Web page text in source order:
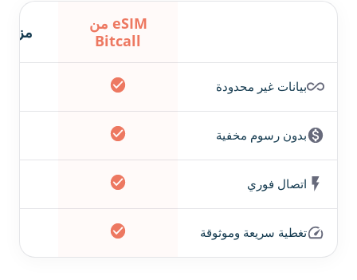
eSIM من
Bitcall
بيانات غير محدودة
بدون رسوم مخفية
اتصال فوري
تغطية سريعة وموثوقة